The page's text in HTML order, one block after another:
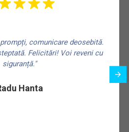
comunicare deosebită.
Felicitări! Voi reveni cu
siguranță."
Hanta